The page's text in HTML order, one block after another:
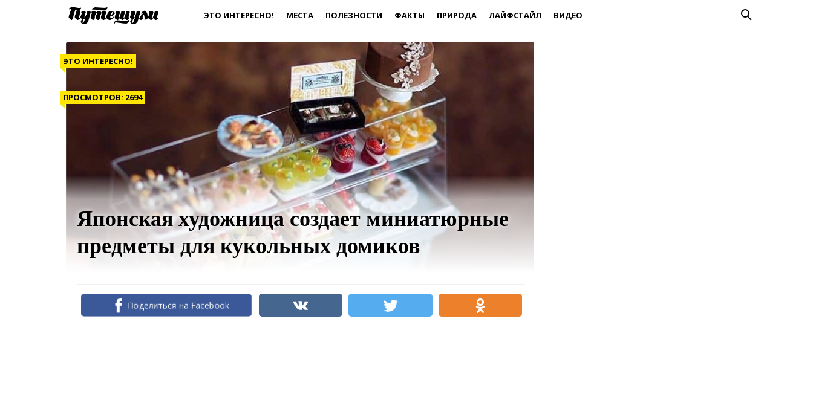
ЭТО ИНТЕРЕСНО! МЕСТА ПОЛЕЗНОСТИ ФАКТЫ ПРИРОДА ЛАЙФСТАЙЛ ВИДЕО
ЭТО ИНТЕРЕСНО!
ПРОСМОТРОВ: 2694
Японская художница создает миниатюрные
предметы для кукольных домиков
Поделиться на Facebook